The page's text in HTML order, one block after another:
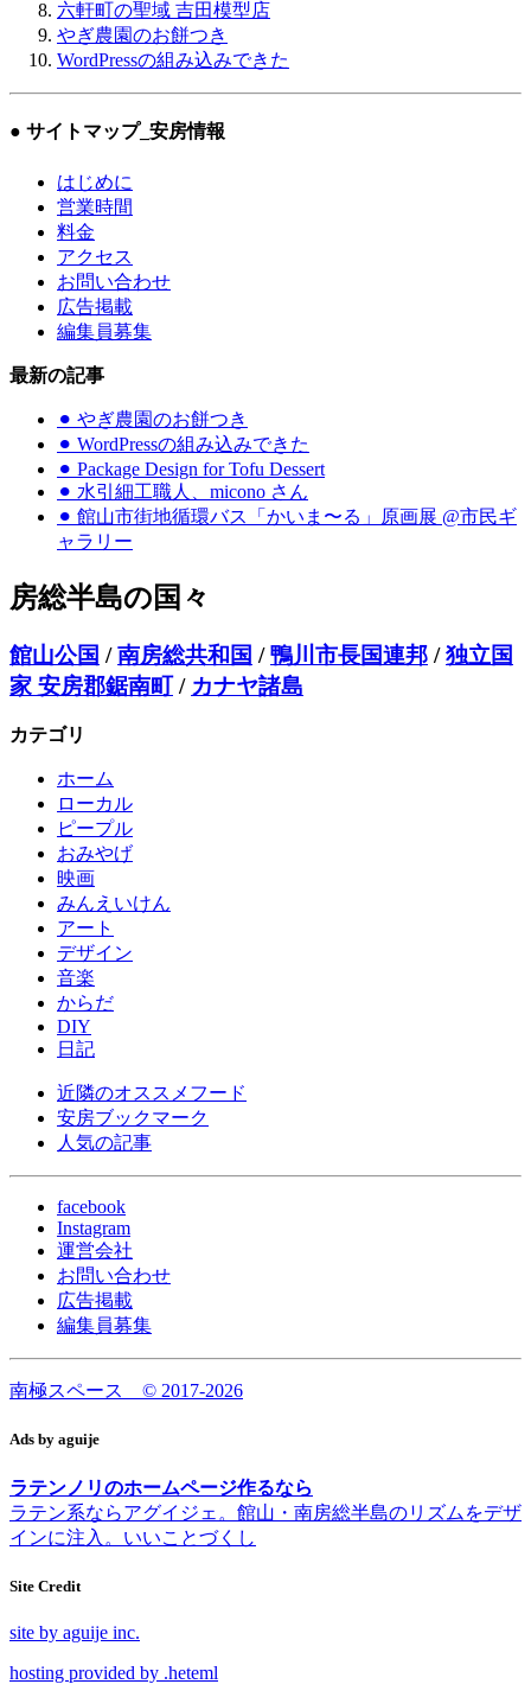
六軒町の聖域 吉田模型店
やぎ農園のお餅つき
WordPressの組み込みできた
● サイトマップ_安房情報
はじめに
営業時間
料金
アクセス
お問い合わせ
広告掲載
編集員募集
最新の記事
⚫︎ やぎ農園のお餅つき
⚫︎ WordPressの組み込みできた
⚫︎ Package Design for Tofu Dessert
⚫︎ 水引細工職人、micono さん
⚫︎ 館山市街地循環バス「かいま〜る」原画展 @市民ギ
ャラリー
房総半島の国々
館山公国 /南房総共和国 /鴨川市長国連邦 /独立国
家 安房郡鋸南町/ カナヤ諸島
カテゴリ
ホーム
ローカル
ピープル
おみやげ
映画
みんえいけん
アート
デザイン
音楽
からだ
DIY
日記
近隣のオススメフード
安房ブックマーク
人気の記事
facebook
Instagram
運営会社
お問い合わせ
広告掲載
編集員募集
南極スペース © 2017-2026
Ads by aguije
ラテンノリのホームページ作るなら
ラテン系ならアグイジェ。館山・南房総半島のリズムをデザ
インに注入。いいことづくし
Site Credit
site by aguije inc.
hosting provided by .heteml